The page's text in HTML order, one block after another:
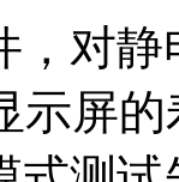
，对
示屏